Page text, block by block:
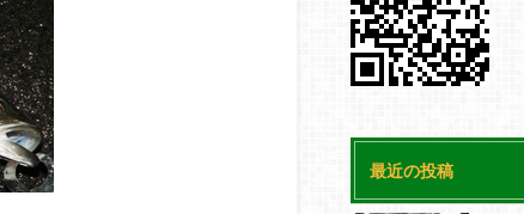
最近の投稿